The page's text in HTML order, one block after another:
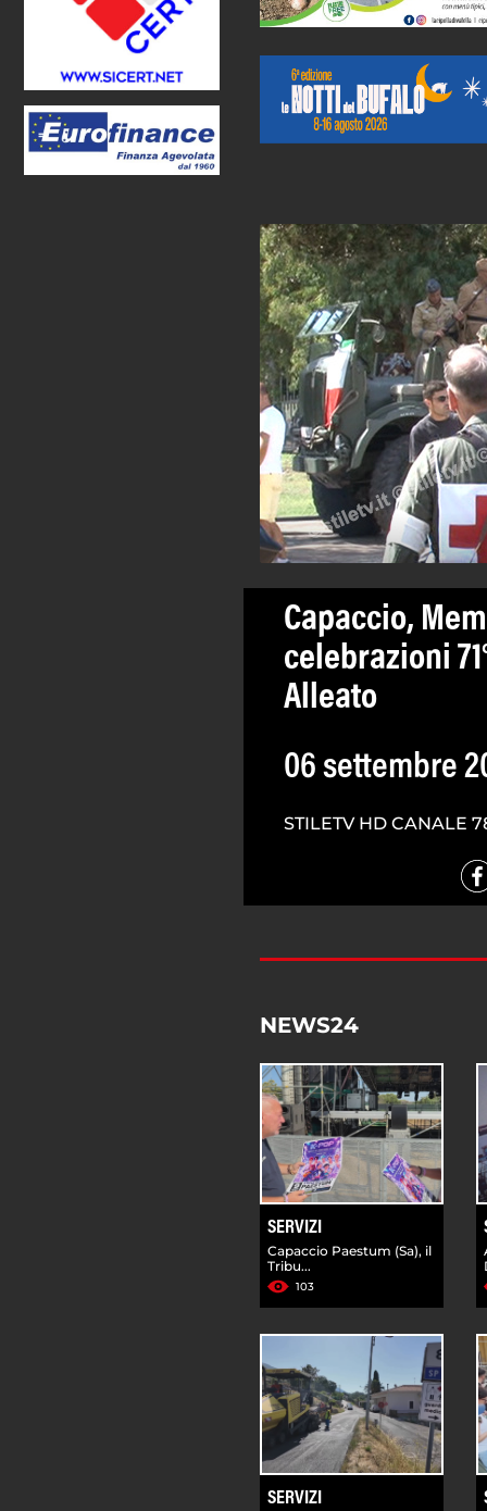
Capaccio,
celebrazioni
Alleato
06 settembre
STILETV HD CANALE
NEWS24
SERVIZI
Capaccio Paestum (Sa), il
Tribu...
103
SERVIZI